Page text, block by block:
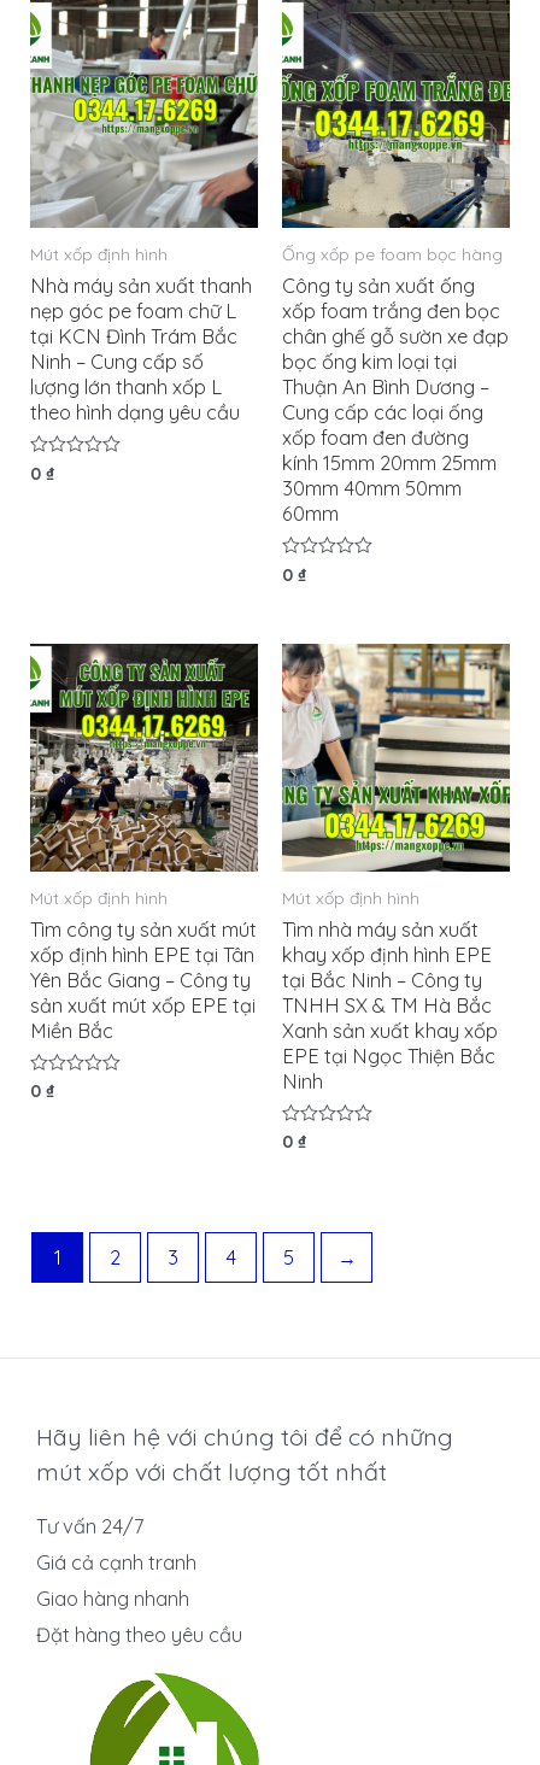
sao
sao
Mút xốp định hình
Nhà máy sản xuất thanh
nẹp góc pe foam chữ L
tại KCN Đình Trám Bắc
Ninh – Cung cấp số
lượng lớn thanh xốp L
theo hình dạng yêu cầu
Được
0₫
Ống xốp pe foam bọc hàng
Công ty sản xuất ống
xốp foam trắng đen bọc
chân ghế gỗ sườn xe đạp
bọc ống kim loại tại
Thuận An Bình Dương –
Cung cấp các loại ống
xốp foam đen đường
kính 15mm 20mm 25mm
30mm 40mm 50mm
60mm
Được
sao
0 ₫
Mút xốp định hình
Tìm công ty sản xuất mút
xốp định hình EPE tại Tân
Yên Bắc Giang – Công ty
sản xuất mút xốp EPE tại
Miền Bắc
Được
0₫
Mút xốp định hình
Tìm nhà máy sản xuất
khay xốp định hình EPE
tại Bắc Ninh – Công ty
TNHH SX & TM Hà Bắc
Xanh sản xuất khay xốp
EPE tại Ngọc Thiện Bắc
Ninh
Được
0 ₫
1 2 3 4 5 →
Hãy liên hệ với chúng tôi để có những
mút xốp với chất lượng tốt nhất
Tư vấn 24/7
Giá cả cạnh tranh
Giao hàng nhanh
Đặt hàng theo yêu cầu